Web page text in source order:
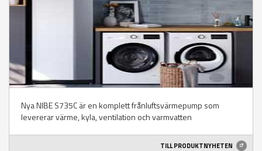
Nya NIBE S735C är en komplett frånluftsvärmepump som
levererar värme, kyla, ventilation och varmvatten
TILL PRODUKTNYHETEN